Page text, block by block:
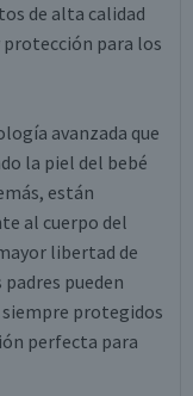
de alta calidad
para los
avanzada que
la piel del bebé
están
al cuerpo del
libertad de
pueden
siempre protegidos
perfecta para